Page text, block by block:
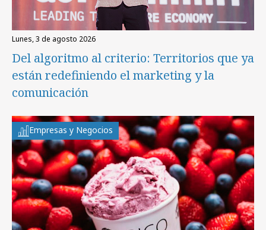
lunes, 3 de agosto 2026
Del algoritmo al criterio: Territorios que ya
están redefiniendo el marketing y la
comunicación
Empresas y Negocios